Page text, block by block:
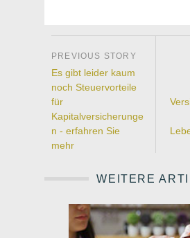
Es gibt leider kaum
noch Steuervorteile
für
Kapitalversicherunge
n - erfahren Sie
mehr
WEITERE